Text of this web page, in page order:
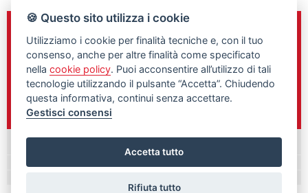
Sede e Direzione
C.so Gelone n.148
Siracusa, 96100
0931/461760
348/9897292
Palazzolo Acreide
🍪 Questo sito utilizza i cookie
Utilizziamo i cookie per finalità tecniche e, con il tuo
consenso, anche per altre finalità come specificato
nellacookie policy. Puoi acconsentire all’utilizzo di tali
tecnologie utilizzando il pulsante “Accetta”. Chiudendo
questa informativa, continui senza accettare.
Gestisci consensi
Accetta tutto
Rifiuta tutto